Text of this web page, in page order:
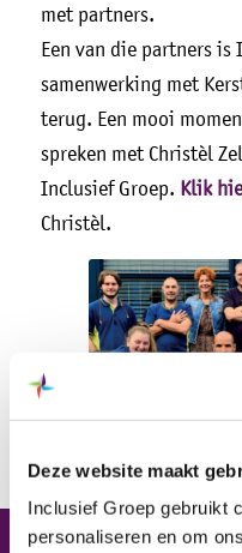
Deze website maakt
Inclusief Groep gebruikt
personaliseren en om
met partners.
Een van die partners is
samenwerking met
terug. Een mooi
spreken met Christèl
Inclusief Groep. Klik
Christèl.